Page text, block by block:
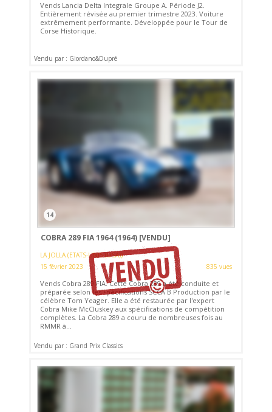
Vends Lancia Delta Integrale Groupe A. Période J2.
Entièrement révisée au premier trimestre 2023. Voiture
extrêmement performante. Développée pour le Tour de
Corse Historique.
Vendu par : Giordano&Dupré
14
COBRA 289 FIA 1964 (1964) [VENDU]
LA JOLLA (ETATS-UNIS (USA))
15 février 2023
835 vues
Vends Cobra 289 FIA. Cette Cobra 289 a été conduite et
préparée selon les spécifications SCCA B Production par le
célèbre Tom Yeager. Elle a été restaurée par l'expert
Cobra Mike McCluskey aux spécifications de compétition
complètes. La Cobra 289 a couru de nombreuses fois au
RMMR à...
Vendu par : Grand Prix Classics